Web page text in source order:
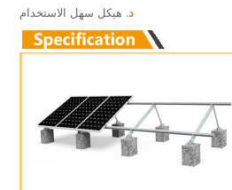
د. هيكل سهل الاستخدام